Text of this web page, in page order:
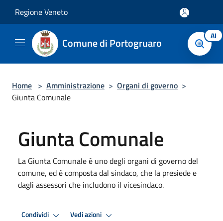
Regione Veneto
Comune di Portogruaro AI
Home > Amministrazione > Organi di governo >
Giunta Comunale
Giunta Comunale
La Giunta Comunale è uno degli organi di governo del
comune, ed è composta dal sindaco, che la presiede e
dagli assessori che includono il vicesindaco.
Condividi Vedi azioni